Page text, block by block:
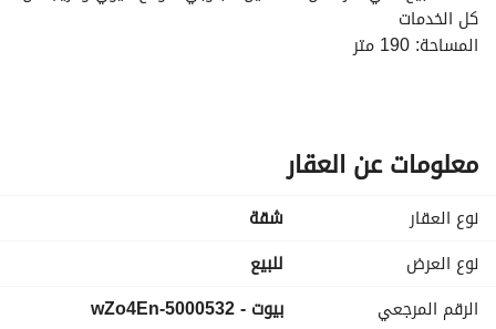
كل الخدمات
المساحة: 190 متر
ريسبشن واسع + مطبخ
نص تشطيب
استلام فوري
بالعداد + أسانسير شغال
السعر شامل:
الجراج
حصة في الأرض
معلومات عن العقار
نوع العقار
شقة
نوع العرض
للبيع
الرقم المرجعي
بيوت - 5000532-wZo4En